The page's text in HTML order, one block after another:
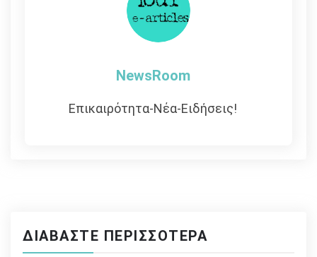
NewsRoom
Επικαιρότητα-Νέα-Ειδήσεις!
ΔΙΑΒΆΣΤΕ ΠΕΡΙΣΣΌΤΕΡΑ